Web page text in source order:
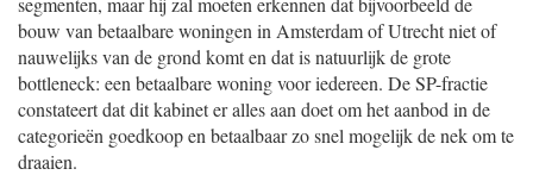
bouw van betaalbare woningen in Amsterdam of Utrecht niet of
nauwelijks van de grond komt en dat is natuurlijk de grote
bottleneck: een betaalbare woning voor iedereen. De SP-fractie
constateert dat dit kabinet er alles aan doet om het aanbod in de
categorieën goedkoop en betaalbaar zo snel mogelijk de nek om te
draaien.